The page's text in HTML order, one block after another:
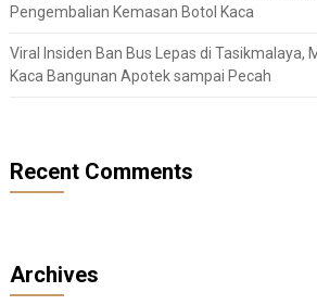
Pengembalian Kemasan Botol Kaca
Viral Insiden Ban Bus Lepas di Tasikmalaya,
Kaca Bangunan Apotek sampai Pecah
Recent Comments
Archives